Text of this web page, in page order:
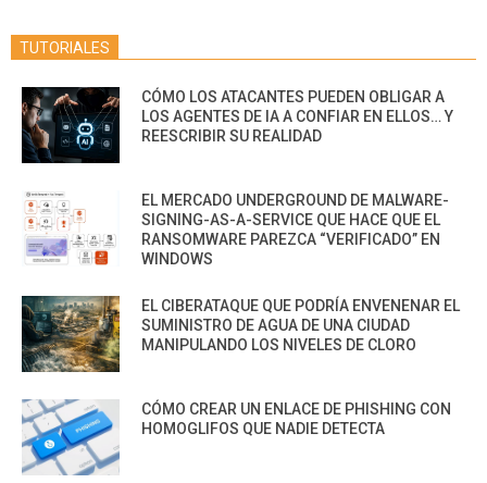
TUTORIALES
CÓMO LOS ATACANTES PUEDEN OBLIGAR A
LOS AGENTES DE IA A CONFIAR EN ELLOS… Y
REESCRIBIR SU REALIDAD
EL MERCADO UNDERGROUND DE MALWARE-
SIGNING-AS-A-SERVICE QUE HACE QUE EL
RANSOMWARE PAREZCA “VERIFICADO” EN
WINDOWS
EL CIBERATAQUE QUE PODRÍA ENVENENAR EL
SUMINISTRO DE AGUA DE UNA CIUDAD
MANIPULANDO LOS NIVELES DE CLORO
CÓMO CREAR UN ENLACE DE PHISHING CON
HOMOGLIFOS QUE NADIE DETECTA